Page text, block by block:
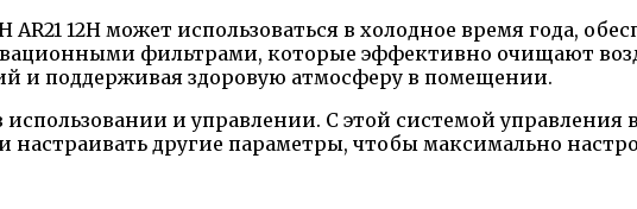
12H может использоваться в холодное время года,
фильтрами, которые эффективно очищают
и поддерживая здоровую атмосферу в помещении.
использовании и управлении. С этой системой
другие параметры, чтобы максимально